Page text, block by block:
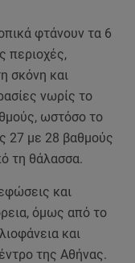
φτάνουν τα 6
περιοχές,
σκόνη και
νωρίς το
ωστόσο το
27 με 28 βαθμούς
τη θάλασσα.
και
όμως από το
και
της Αθήνας.